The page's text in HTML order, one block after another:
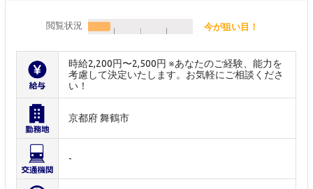
閲覧状況 今が狙い目！
時給2,200円〜2,500円 ※あなたのご経験、能力を
考慮して決定いたします。お気軽にご相談くださ
い！
京都府 舞鶴市
-